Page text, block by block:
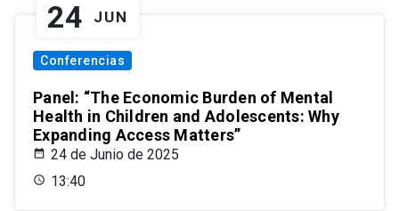
24 JUN
Conferencias
Panel: “The Economic Burden of Mental
Health in Children and Adolescents: Why
Expanding Access Matters”
24 de Junio de 2025
13:40